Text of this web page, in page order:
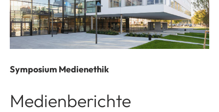
Symposium Medienethik
Medienberichte